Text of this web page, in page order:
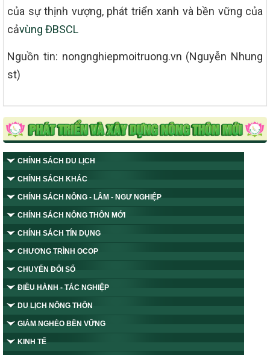
của sự thịnh vượng, phát triển xanh và bền vững của
cảvùng ĐBSCL
Nguồn tin: nongnghiepmoitruong.vn (Nguyễn Nhung
st)
CHÍNH SÁCH DU LỊCH
CHÍNH SÁCH KHÁC
CHÍNH SÁCH NÔNG - LÂM - NGƯ NGHIỆP
CHÍNH SÁCH NÔNG THÔN MỚI
CHÍNH SÁCH TÍN DỤNG
CHƯƠNG TRÌNH OCOP
CHUYỂN ĐỔI SỐ
ĐIỀU HÀNH - TÁC NGHIỆP
DU LỊCH NÔNG THÔN
GIẢM NGHÈO BỀN VỮNG
KINH TẾ